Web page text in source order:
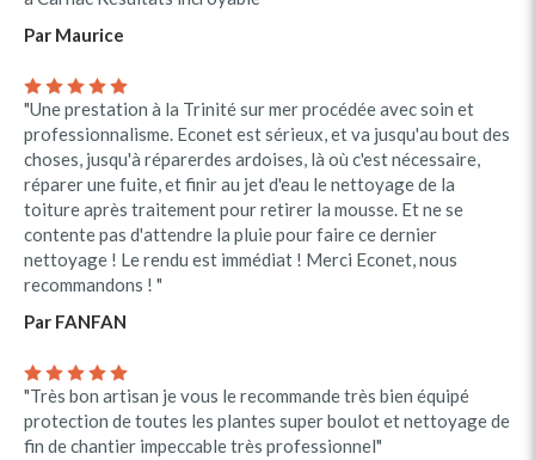
Par Maurice
"Une prestation à la Trinité sur mer procédée avec soin et
professionnalisme. Econet est sérieux, et va jusqu'au bout des
choses, jusqu'à réparerdes ardoises, là où c'est nécessaire,
réparer une fuite, et finir au jet d'eau le nettoyage de la
toiture après traitement pour retirer la mousse. Et ne se
contente pas d'attendre la pluie pour faire ce dernier
nettoyage ! Le rendu est immédiat ! Merci Econet, nous
recommandons ! "
Par FANFAN
"Très bon artisan je vous le recommande très bien équipé
protection de toutes les plantes super boulot et nettoyage de
fin de chantier impeccable très professionnel"